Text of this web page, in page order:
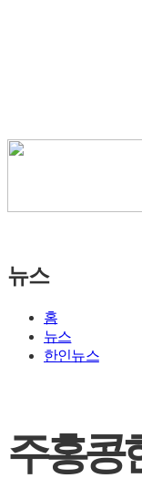
뉴스
홈
뉴스
한인뉴스
주홍콩